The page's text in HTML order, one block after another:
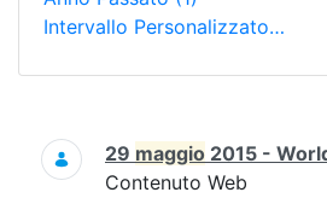
Intervallo Personalizzato…
Ricerca
29 maggio 2015 -
Contenuto Web